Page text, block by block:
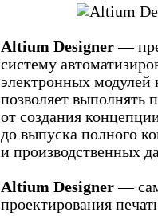
Altium Designer—
систему
электронных модулей
позволяет выполнять
от создания
до выпуска полного
и производственных
Altium Designer—
проектирования